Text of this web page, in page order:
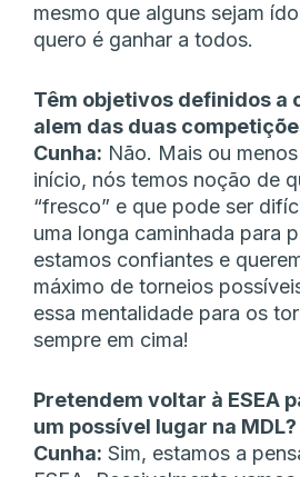
mesmo que alguns sejam
quero é ganhar a todos.
Têm objetivos definidos a
alem das duas
Cunha: Não. Mais ou
início, nós temos noção de
“fresco” e que pode ser
uma longa caminhada para
estamos confiantes e
máximo de torneios
essa mentalidade para os
sempre em cima!
Pretendem voltar à ESEA
um possível lugar na MDL?
Cunha: Sim, estamos a